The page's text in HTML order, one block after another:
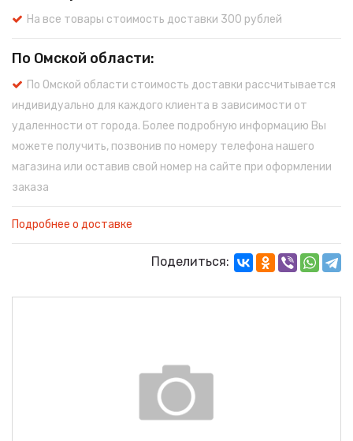
На все товары стоимость доставки 300 рублей
По Омской области:
По Омской области стоимость доставки рассчитывается
индивидуально для каждого клиента в зависимости от
удаленности от города. Более подробную информацию Вы
можете получить, позвонив по номеру телефона нашего
магазина или оставив свой номер на сайте при оформлении
заказа
Подробнее о доставке
Поделиться: